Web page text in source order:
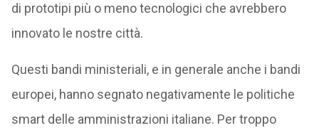
di prototipi più o meno tecnologici che avrebbero
innovato le nostre città.
Questi bandi ministeriali, e in generale anche i bandi
europei, hanno segnato negativamente le politiche
smart delle amministrazioni italiane. Per troppo